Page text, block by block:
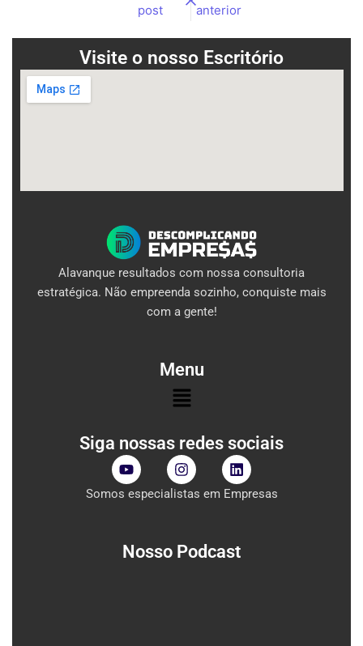
anterior
post
Visite o nosso Escritório
Alavanque resultados com nossa consultoria
estratégica. Não empreenda sozinho, conquiste mais
com a gente!
Menu
Menu
Siga nossas redes sociais
Y
o
u
e
I
n
s
r
a
L
i
n
k
i
n
Somos especialistas em Empresas
Nosso Podcast